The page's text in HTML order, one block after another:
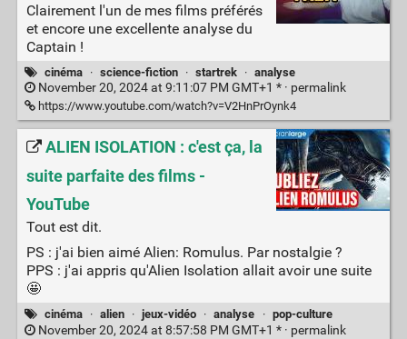
Clairement l'un de mes films préférés
et encore une excellente analyse du
Captain !
cinéma · science-fiction · startrek · analyse
November 20, 2024 at 9:11:07 PM GMT+1 * · permalink
https://www.youtube.com/watch?v=V2HnPrOynk4
ALIEN ISOLATION : c'est ça, la
suite parfaite des films -
YouTube
Tout est dit.
PS : j'ai bien aimé Alien: Romulus. Par nostalgie ?
PPS : j'ai appris qu'Alien Isolation allait avoir une suite
🤩
cinéma · alien · jeux-vidéo · analyse · pop-culture
November 20, 2024 at 8:57:58 PM GMT+1 * · permalink